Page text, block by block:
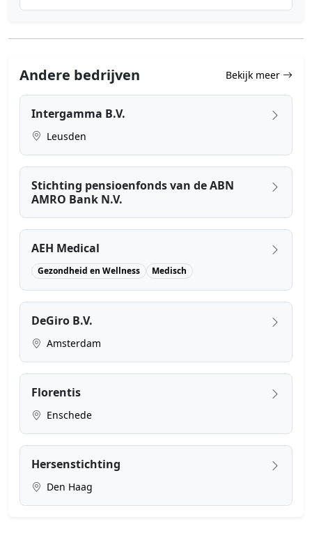
Andere bedrijven Bekijk meer
Intergamma B.V.
Leusden
Stichting pensioenfonds van de ABN
AMRO Bank N.V.
AEH Medical
Gezondheid en Wellness Medisch
DeGiro B.V.
Amsterdam
Florentis
Enschede
Hersenstichting
Den Haag